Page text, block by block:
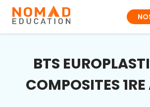
BTS
COMPOSITES